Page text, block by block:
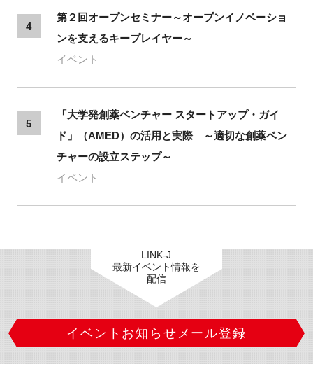
4
第２回オープンセミナー～オープンイノベーショ
ンを支えるキープレイヤー～
イベント
5
「大学発創薬ベンチャー スタートアップ・ガイ
ド」（AMED）の活用と実際 ～適切な創薬ベン
チャーの設立ステップ～
イベント
LINK-J
最新イベント情報を
配信
イベントお知らせメール登録